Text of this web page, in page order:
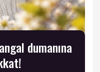
dumanına